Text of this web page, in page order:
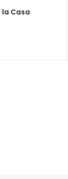
la Casa